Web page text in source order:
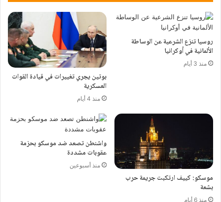
روسيا تنزع الشرعية عن الوساطة
الألمانية في أوكرانيا
منذ 3 أيام
بوتين يجري تغييرات في قيادة القوات
العسكرية
منذ 4 أيام
موسكو: كييف ارتكبت جريمة حرب
بشعة
منذ 6 أيام
واشنطن تصعد ضد موسكو بحزمة
عقوبات مشددة
منذ أسبوعين